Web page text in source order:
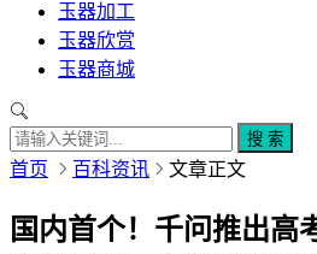
玉器加工
玉器欣赏
玉器商城
搜 索
首页 百科资讯 文章正文
国内首个！千问推出高